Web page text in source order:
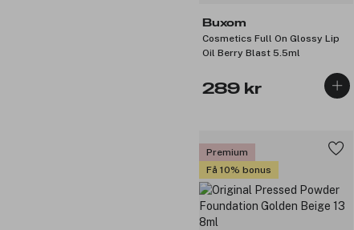
Buxom
Cosmetics Full On Glossy Lip
Oil Berry Blast 5.5ml
289 kr
Premium
Få 10% bonus